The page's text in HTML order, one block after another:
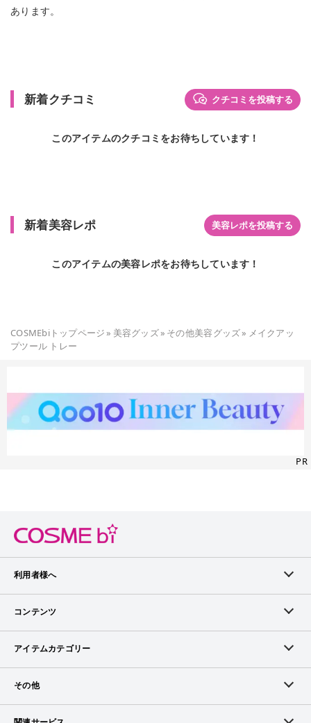
あります。
新着クチコミ クチコミを投稿する
このアイテムのクチコミをお待ちしています！
新着美容レポ 美容レポを投稿する
このアイテムの美容レポをお待ちしています！
COSMEbiトップページ» 美容グッズ» その他美容グッズ» メイクアッ
プツール トレー
PR
利用者様へ
メンバーログイン
メンバー会員について
アイテム掲載リクエスト
コンテンツ
ランキング
ブランドから探す
アイテムカテゴリー
スキンケア
その他
お問い合わせ（ブランド様）